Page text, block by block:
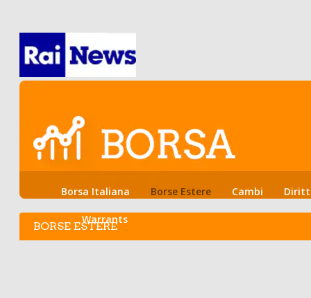
Borsa Italiana Borse Estere Cambi
Warrants
BORSE ESTERE